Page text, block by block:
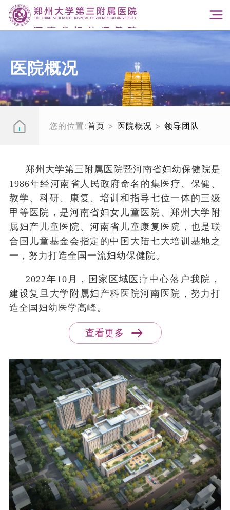
医院概况
您的位置:首页 > 医院概况 > 领导团队
郑州大学第三附属医院暨河南省妇幼保健院是
1986年经河南省人民政府命名的集医疗、保健、
教学、科研、康复、培训和指导七位一体的三级
甲等医院，是河南省妇女儿童医院、郑州大学附
属妇产儿童医院、河南省儿童康复医院，也是联
合国儿童基金会指定的中国大陆七大培训基地之
一，努力打造全国一流妇幼保健院。
2022年10 月，国家区域医疗中心落户我院，
建设复旦大学附属妇产科医院河南医院，努力打
造全国妇幼医学高峰。
医院高度重视专科学科建设，妇科、产科、儿
内科、儿外科为四大主流专业，妇幼专科特色鲜
明。拥有国家临床重点专科建设项目2个（妇科、
产科）、国家级保健特色专科5个、国家级示范基
地1个、国家级特色诊疗中心1个、国家级培训基
地16个；省医学重点（培育）学科24个、省教育
厅重点学科（新兴交叉学科）2个、省级临床重点
专科10个（儿科、康复医学科、妇产科、小儿外
科、护理专科、麻醉科、医学检验科、病理科、
医学影像科、临床药学科）、省级特色专科5个
（婴幼儿复杂先心病诊疗、超早产儿诊疗、乳腺
炎、神经发育障碍、不孕不育）、省级质量控制
中心4个，博士学位点7个，硕士学位点11个，博
查看更多